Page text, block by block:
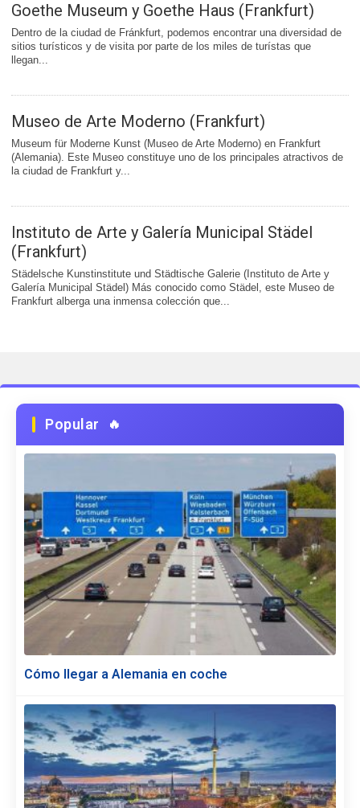
Goethe Museum y Goethe Haus (Frankfurt)
Dentro de la ciudad de Fránkfurt, podemos encontrar una diversidad de
sitios turísticos y de visita por parte de los miles de turístas que
llegan...
Museo de Arte Moderno (Frankfurt)
Museum für Moderne Kunst (Museo de Arte Moderno) en Frankfurt
(Alemania). Este Museo constituye uno de los principales atractivos de
la ciudad de Frankfurt y...
Instituto de Arte y Galería Municipal Städel
(Frankfurt)
Städelsche Kunstinstitute und Städtische Galerie (Instituto de Arte y
Galería Municipal Städel) Más conocido como Städel, este Museo de
Frankfurt alberga una inmensa colección que...
Popular
Cómo llegar a Alemania en coche